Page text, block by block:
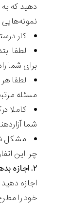
دهید که
کار
لطفا
برای شما
لطفا
مسئله
کاملا
شما
مشکل
چرا این
۲. اجازه بدهید مشتری خودش را خالی کند
اجازه
خود را